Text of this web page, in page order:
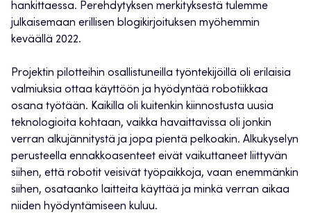
hankittaessa. Perehdytyksen merkityksestä tulemme
julkaisemaan erillisen blogikirjoituksen myöhemmin
keväällä 2022.
Projektin pilotteihin osallistuneilla työntekijöillä oli erilaisia
valmiuksia ottaa käyttöön ja hyödyntää robotiikkaa
osana työtään. Kaikilla oli kuitenkin kiinnostusta uusia
teknologioita kohtaan, vaikka havaittavissa oli jonkin
verran alkujännitystä ja jopa pientä pelkoakin. Alkukyselyn
perusteella ennakkoasenteet eivät vaikuttaneet liittyvän
siihen, että robotit veisivät työpaikkoja, vaan enemmänkin
siihen, osataanko laitteita käyttää ja minkä verran aikaa
niiden hyödyntämiseen kuluu.